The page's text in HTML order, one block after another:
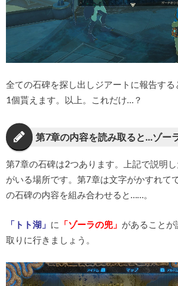
全ての石碑を探し出しジアートに報告す
1個貰えます。以上。これだけ…？
第7章の内容を読み取ると…ゾー
第7章の石碑は2つあります。上記で説明
がいる場所です。第7章は文字がかすれて
の石碑の内容を組み合わせると……。
「トト湖」 に 「ゾーラの兜」 があること
取りに行きましょう。